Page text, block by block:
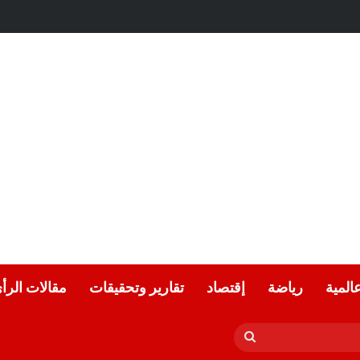
بقلم الشاعر التونسي: الحبيب المبروك الزيطاري
رياضة إقتصاد تقارير وتحقيقات مقالات
بحث